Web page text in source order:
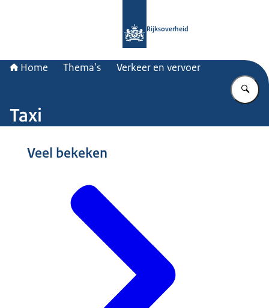
Rijksoverheid
Home Thema's Verkeer en vervoer
Taxi
Veel bekeken